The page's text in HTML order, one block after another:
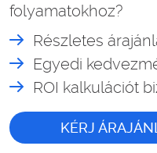
folyamatokhoz?
Részletes
Egyedi
ROI kalkulációt
KÉRJ